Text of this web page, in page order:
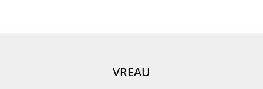
VREAU